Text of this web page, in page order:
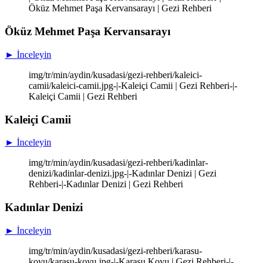
Öküz Mehmet Paşa Kervansarayı | Gezi Rehberi
Öküz Mehmet Paşa Kervansarayı
► İnceleyin
img/tr/min/aydin/kusadasi/gezi-rehberi/kaleici-
camii/kaleici-camii.jpg-|-Kaleiçi Camii | Gezi Rehberi-|-
Kaleiçi Camii | Gezi Rehberi
Kaleiçi Camii
► İnceleyin
img/tr/min/aydin/kusadasi/gezi-rehberi/kadinlar-
denizi/kadinlar-denizi.jpg-|-Kadınlar Denizi | Gezi
Rehberi-|-Kadınlar Denizi | Gezi Rehberi
Kadınlar Denizi
► İnceleyin
img/tr/min/aydin/kusadasi/gezi-rehberi/karasu-